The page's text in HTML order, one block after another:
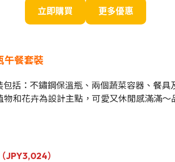
立即購買 更多優惠
午餐套裝
包括：不鏽鋼保溫瓶、兩個蔬菜容器、餐
和花卉為設計主點，可愛又休閒感滿滿
JPY3,024）